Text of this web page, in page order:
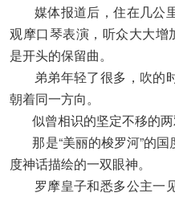
媒体报道后，住在几公
观摩口琴表演，听众大大增
是开头的保留曲。
弟弟年轻了很多，吹的
朝着同一方向。
似曾相识的坚定不移的两
那是“美丽的梭罗河”的国
度神话描绘的一双眼神。
罗摩皇子和悉多公主一